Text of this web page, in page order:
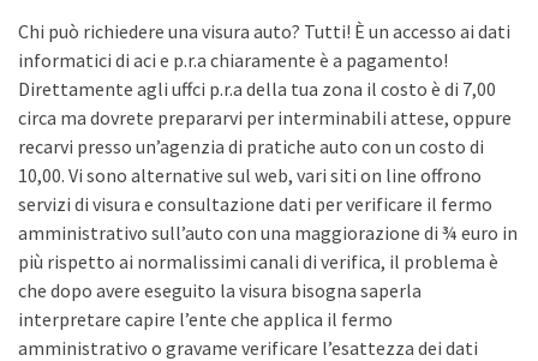
Chi può richiedere una visura auto? Tutti! È un accesso ai dati
informatici di aci e p.r.a chiaramente è a pagamento!
Direttamente agli uffci p.r.a della tua zona il costo è di 7,00
circa ma dovrete prepararvi per interminabili attese, oppure
recarvi presso un’agenzia di pratiche auto con un costo di
10,00. Vi sono alternative sul web, vari siti on line offrono
servizi di visura e consultazione dati per verificare il fermo
amministrativo sull’auto con una maggiorazione di ¾ euro in
più rispetto ai normalissimi canali di verifica, il problema è
che dopo avere eseguito la visura bisogna saperla
interpretare capire l’ente che applica il fermo
amministrativo o gravame verificare l’esattezza dei dati